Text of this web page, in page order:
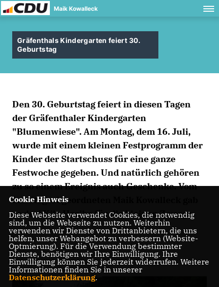
Maik Kowalleck
Gräfenthals Kindergarten feiert 30.
Geburtstag
Den 30. Geburtstag feiert in diesen Tagen
der Gräfenthaler Kindergarten
"Blumenwiese". Am Montag, dem 16. Juli,
wurde mit einem kleinen Festprogramm der
Kinder der Startschuss für eine ganze
Festwoche gegeben. Und natürlich gehören
zu so einem Ereignis auch Geschenke. Vom
Landtagsabgeordneten Maik Kowalleck gab
es drei Kilo Haribo für die kleinen Zwerge.
Cookie Hinweis
Diese Webseite verwendet Cookies, die notwendig
sind, um die Webseite zu nutzen. Weiterhin
verwenden wir Dienste von Drittanbietern, die uns
helfen, unser Webangebot zu verbessern (Website-
Optmierung). Für die Verwendung bestimmter
Dienste, benötigen wir Ihre Einwilligung. Ihre
Einwilligung können Sie jederzeit widerrufen. Weitere
Informationen finden Sie in unserer
Datenschutzerklärung.